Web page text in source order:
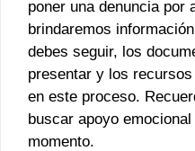
poner una denuncia por
brindaremos
debes seguir, los
presentar y los
en este proceso.
buscar apoyo
momento.